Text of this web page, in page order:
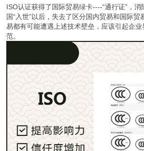
ISO认证获得了国际贸易绿卡----“通行证”，
国“入世”以后，失去了区分国内贸易和国际
易都有可能遭遇上述技术壁垒，应该引起企
范。